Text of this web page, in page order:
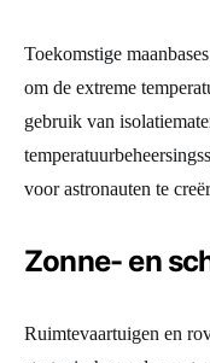
Toekomstige
om de extreme
gebruik van
voor astronauten te
Zonne- en
Ruimtevaartuigen en